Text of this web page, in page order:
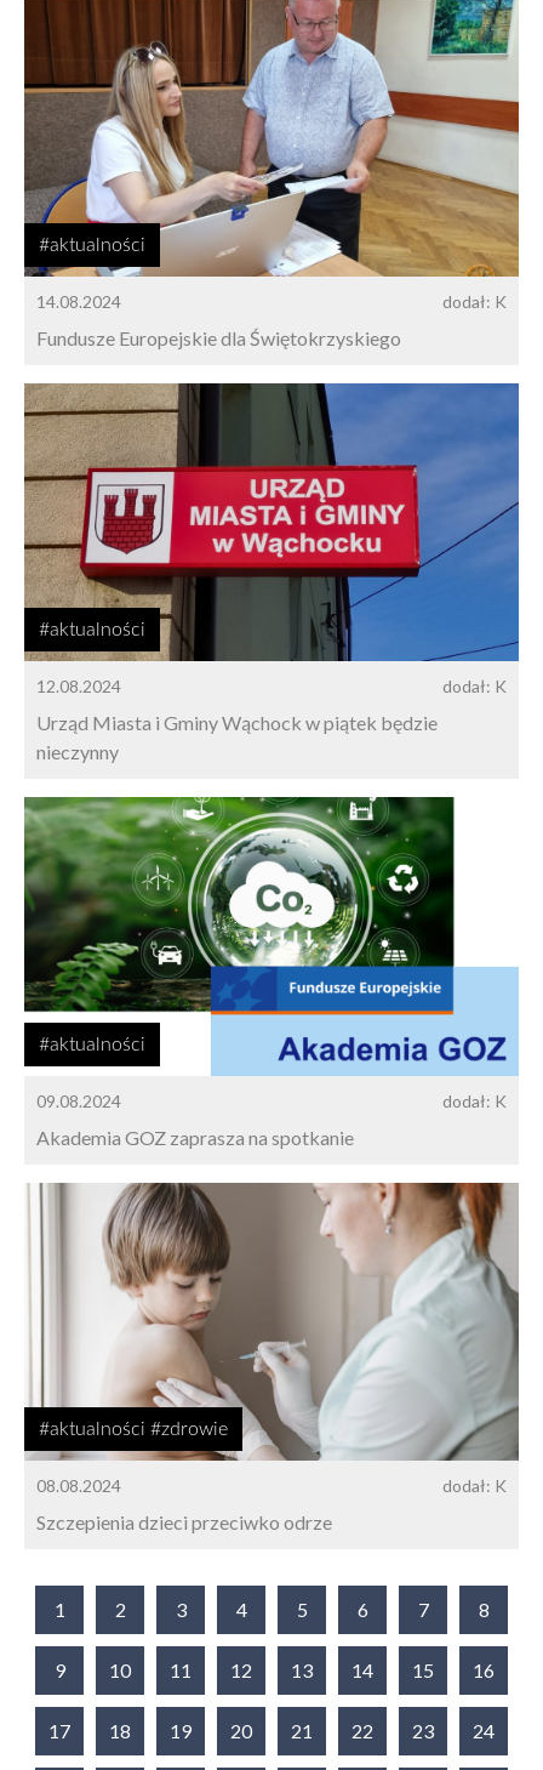
#aktualności
14.08.2024 dodał: K
Fundusze Europejskie dla Świętokrzyskiego
#aktualności
12.08.2024 dodał: K
Urząd Miasta i Gminy Wąchock w piątek będzie
nieczynny
#aktualności
09.08.2024 dodał: K
Akademia GOZ zaprasza na spotkanie
#aktualności #zdrowie
08.08.2024 dodał: K
Szczepienia dzieci przeciwko odrze
1 2 3 4 5 6 7 8
9 10 11 12 13 14 15 16
17 18 19 20 21 22 23 24